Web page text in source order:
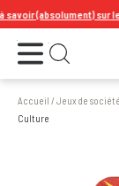
(absolument) sur le
Ouvrir le menu Ouvrir la recherche
Accueil /Jeux de société
Culture